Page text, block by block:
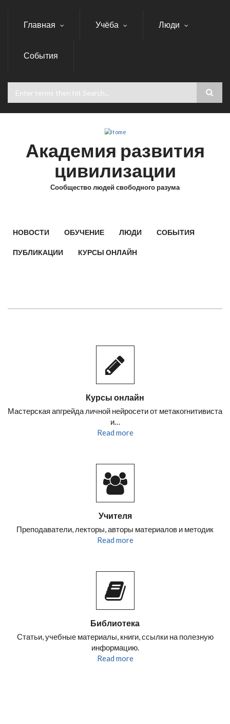
Главная Учёба Люди
События
Академия развития
цивилизации
Сообщество людей свободного разума
НОВОСТИ ОБУЧЕНИЕ ЛЮДИ СОБЫТИЯ
ПУБЛИКАЦИИ КУРСЫ ОНЛАЙН
Курсы онлайн
Мастерская апгрейда личной нейросети от метакогнитивиста
и…
Read more
Учителя
Преподаватели, лекторы, авторы материалов и методик
Read more
Библиотека
Статьи, учебные материалы, книги, ссылки на полезную
информацию.
Read more